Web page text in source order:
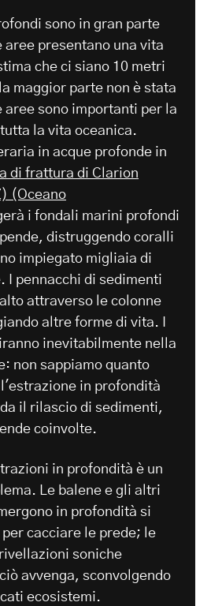
sono in gran parte
presentano una vita
che ci siano 10 metri
maggior parte non è stata
aree sono importanti per la
la vita oceanica.
in acque profonde in
di frattura di Clarion
(Oceano
i fondali marini profondi
distruggendo coralli
impiegato migliaia di
I pennacchi di sedimenti
attraverso le colonne
altre forme di vita. I
inevitabilmente nella
non sappiamo quanto
in profondità
il rilascio di sedimenti,
coinvolte.
in profondità è un
Le balene e gli altri
in profondità si
cacciare le prede; le
soniche
avvenga, sconvolgendo
ecosistemi.